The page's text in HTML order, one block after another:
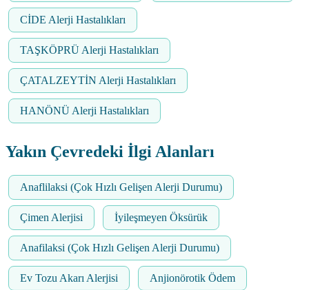
CİDE Alerji Hastalıkları
TAŞKÖPRÜ Alerji Hastalıkları
ÇATALZEYTİN Alerji Hastalıkları
HANÖNÜ Alerji Hastalıkları
Yakın Çevredeki İlgi Alanları
Anaflilaksi (Çok Hızlı Gelişen Alerji Durumu)
Çimen Alerjisi İyileşmeyen Öksürük
Anafilaksi (Çok Hızlı Gelişen Alerji Durumu)
Ev Tozu Akarı Alerjisi Anjionörotik Ödem